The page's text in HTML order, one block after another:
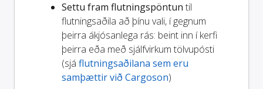
Settu fram flutningspöntun til
flutningsaðila að þínu vali, í gegnum
þeirra ákjósanlega rás: beint inn í kerfi
þeirra eða með sjálfvirkum tölvupósti
(sjá flutningsaðilana sem eru
samþættir við Cargoson)